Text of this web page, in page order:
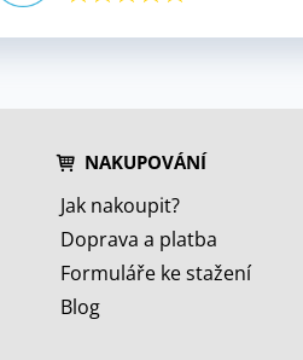
NAKUPOVÁNÍ
Jak nakoupit?
Doprava a platba
Formuláře ke stažení
Blog